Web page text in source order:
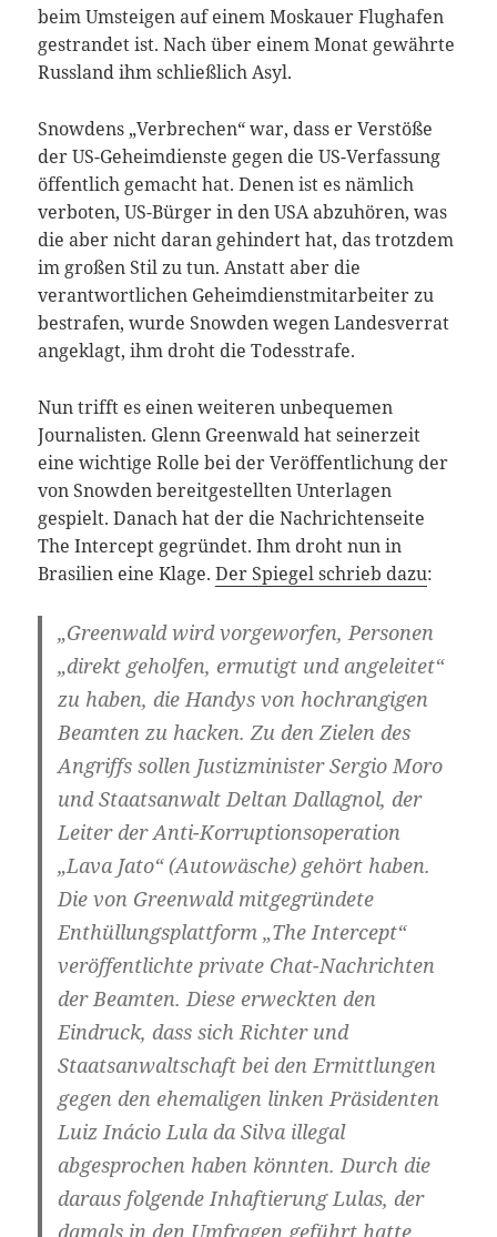
beim Umsteigen auf einem Moskauer Flughafen
gestrandet ist. Nach über einem Monat gewährte
Russland ihm schließlich Asyl.
Snowdens „Verbrechen“ war, dass er Verstöße
der US-Geheimdienste gegen die US-Verfassung
öffentlich gemacht hat. Denen ist es nämlich
verboten, US-Bürger in den USA abzuhören, was
die aber nicht daran gehindert hat, das trotzdem
im großen Stil zu tun. Anstatt aber die
verantwortlichen Geheimdienstmitarbeiter zu
bestrafen, wurde Snowden wegen Landesverrat
angeklagt, ihm droht die Todesstrafe.
Nun trifft es einen weiteren unbequemen
Journalisten. Glenn Greenwald hat seinerzeit
eine wichtige Rolle bei der Veröffentlichung der
von Snowden bereitgestellten Unterlagen
gespielt. Danach hat der die Nachrichtenseite
The Intercept gegründet. Ihm droht nun in
Brasilien eine Klage.Der Spiegel schrieb dazu:
„Greenwald wird vorgeworfen, Personen
„direkt geholfen, ermutigt und angeleitet“
zu haben, die Handys von hochrangigen
Beamten zu hacken. Zu den Zielen des
Angriffs sollen Justizminister Sergio Moro
und Staatsanwalt Deltan Dallagnol, der
Leiter der Anti-Korruptionsoperation
„Lava Jato“ (Autowäsche) gehört haben.
Die von Greenwald mitgegründete
Enthüllungsplattform „The Intercept“
veröffentlichte private Chat-Nachrichten
der Beamten. Diese erweckten den
Eindruck, dass sich Richter und
Staatsanwaltschaft bei den Ermittlungen
gegen den ehemaligen linken Präsidenten
Luiz Inácio Lula da Silva illegal
abgesprochen haben könnten. Durch die
daraus folgende Inhaftierung Lulas, der
damals in den Umfragen geführt hatte,